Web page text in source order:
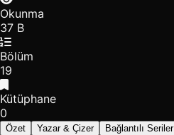
Okunma
37 B
Bölüm
19
Kütüphane
0
Özet Yazar & Çizer Bağlantılı Seriler